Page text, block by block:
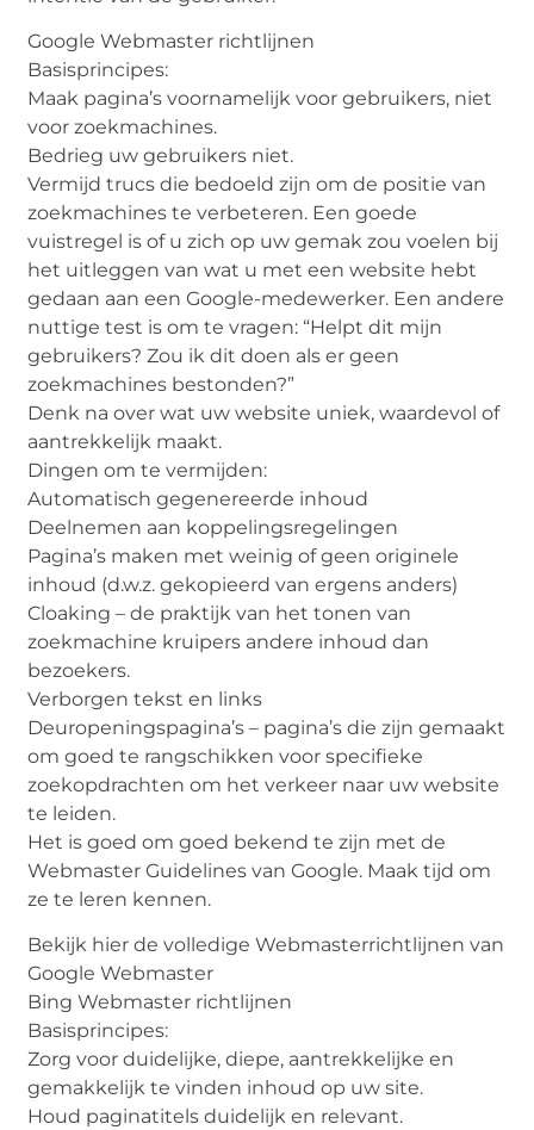
Google Webmaster richtlijnen
Basisprincipes:
Maak pagina’s voornamelijk voor gebruikers, niet
voor zoekmachines.
Bedrieg uw gebruikers niet.
Vermijd trucs die bedoeld zijn om de positie van
zoekmachines te verbeteren. Een goede
vuistregel is of u zich op uw gemak zou voelen bij
het uitleggen van wat u met een website hebt
gedaan aan een Google-medewerker. Een andere
nuttige test is om te vragen: “Helpt dit mijn
gebruikers? Zou ik dit doen als er geen
zoekmachines bestonden?”
Denk na over wat uw website uniek, waardevol of
aantrekkelijk maakt.
Dingen om te vermijden:
Automatisch gegenereerde inhoud
Deelnemen aan koppelingsregelingen
Pagina’s maken met weinig of geen originele
inhoud (d.w.z. gekopieerd van ergens anders)
Cloaking – de praktijk van het tonen van
zoekmachine kruipers andere inhoud dan
bezoekers.
Verborgen tekst en links
Deuropeningspagina’s – pagina’s die zijn gemaakt
om goed te rangschikken voor specifieke
zoekopdrachten om het verkeer naar uw website
te leiden.
Het is goed om goed bekend te zijn met de
Webmaster Guidelines van Google. Maak tijd om
ze te leren kennen.
Bekijk hier de volledige Webmasterrichtlijnen van
Google Webmaster
Bing Webmaster richtlijnen
Basisprincipes:
Zorg voor duidelijke, diepe, aantrekkelijke en
gemakkelijk te vinden inhoud op uw site.
Houd paginatitels duidelijk en relevant.